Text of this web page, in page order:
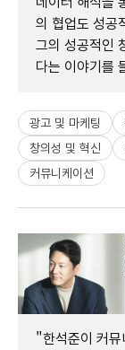
의 협업도 성공
그의 성공적인
다는 이야기를
광고 및 마케팅
창의성 및 혁신
커뮤니케이션
"한석준이 커뮤